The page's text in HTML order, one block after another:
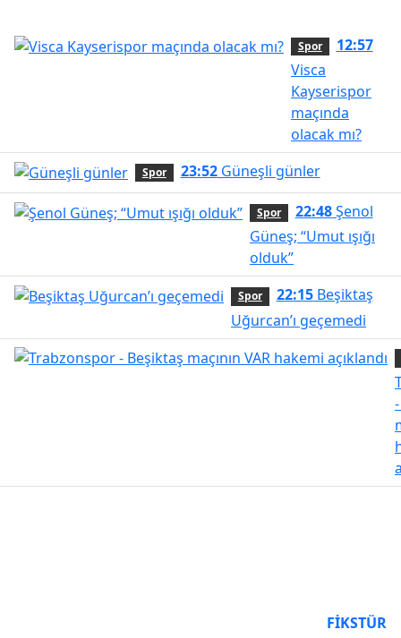
Spor
12:57
Visca
Kayserispor
maçında
olacak mı?
Spor 23:52Güneşli günler
Spor 22:48Şenol
Güneş; “Umut ışığı
olduk”
Spor 22:15Beşiktaş
Uğurcan’ı geçemedi
FIKSTÜR